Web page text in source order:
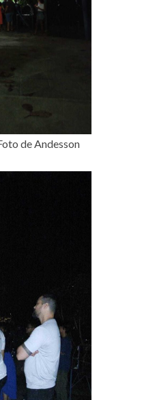
de Andesson